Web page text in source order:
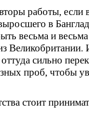
работы, если
в
весьма и
Великобритании.
сильно
проб, чтобы
стоит